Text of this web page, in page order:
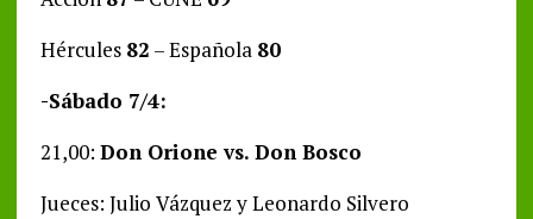
Hércules 82 – Española 80
-Sábado 7/4:
21,00: Don Orione vs. Don Bosco
Jueces: Julio Vázquez y Leonardo Silvero